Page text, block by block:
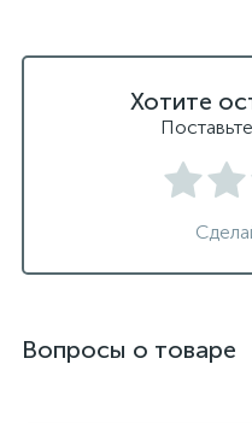
Хотите
Вопросы о товаре